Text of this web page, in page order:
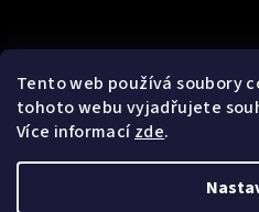
Tento web používá soubory
tohoto webu vyjadřujete
Více informacízde.
Informace pro vás
Obchodní podmínky